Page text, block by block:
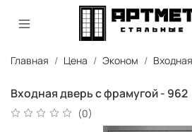
Главная Цена Эконом
Входная дверь с фрамугой - 962
(0)